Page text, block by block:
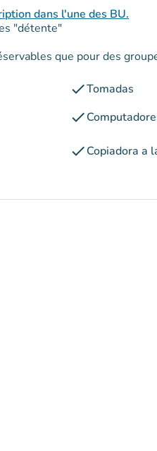
dans l'une des BU.
"détente"
que pour des
checkTomadas
check
checkCopiadora a